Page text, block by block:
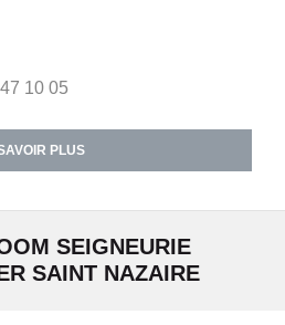
10 05
PLUS
SEIGNEURIE
SAINT NAZAIRE